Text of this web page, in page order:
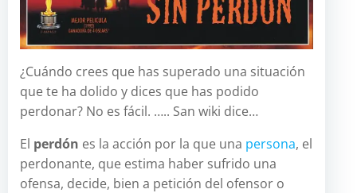
¿Cuándo crees que has superado una situación
que te ha dolido y dices que has podido
perdonar? No es fácil. ….. San wiki dice…
El perdón es la acción por la que una persona, el
perdonante, que estima haber sufrido una
ofensa, decide, bien a petición del ofensor o